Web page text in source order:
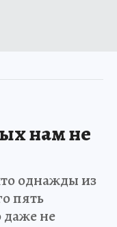
нам не
однажды из
пять
даже не